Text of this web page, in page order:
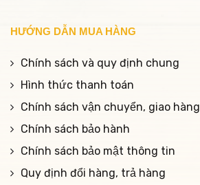
HƯỚNG DẪN MUA HÀNG
Chính sách và quy định chung
Hình thức thanh toán
Chính sách vận chuyển, giao hàng
Chính sách bảo hành
Chính sách bảo mật thông tin
Quy định đổi hàng, trả hàng